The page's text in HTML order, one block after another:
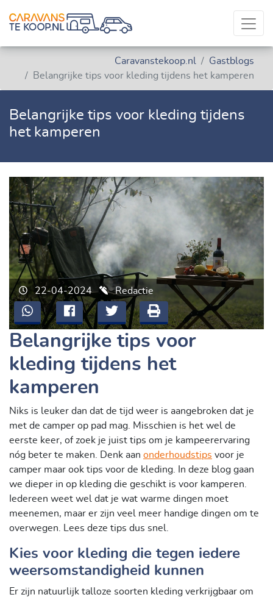
Caravanstekoop.nl
Gastblogs
Belangrijke tips voor kleding tijdens het kamperen
Belangrijke tips voor kleding tijdens
het kamperen
22-04-2024 Redactie
Belangrijke tips voor
kleding tijdens het
kamperen
Niks is leuker dan dat de tijd weer is aangebroken dat je
met de camper op pad mag. Misschien is het wel de
eerste keer, of zoek je juist tips om je kampeerervaring
nóg beter te maken. Denk aan onderhoudstips voor je
camper maar ook tips voor de kleding. In deze blog gaan
we dieper in op kleding die geschikt is voor kamperen.
Iedereen weet wel dat je wat warme dingen moet
meenemen, maar er zijn veel meer handige dingen om te
overwegen. Lees deze tips dus snel.
Kies voor kleding die tegen iedere
weersomstandigheid kunnen
Er zijn natuurlijk talloze soorten kleding verkrijgbaar om